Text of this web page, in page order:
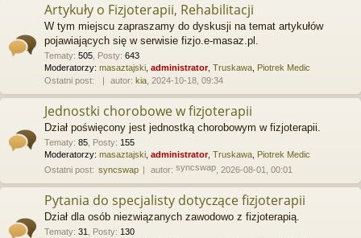
Artykuły o Fizjoterapii, Rehabilitacji
W tym miejscu zapraszamy do dyskusji na temat artykułów
pojawiających się w serwisie fizjo.e-masaz.pl.
Tematy: 505 Posty: 643
Moderatorzy: masaztajski administrator, Truskawa Piotrek Medic
Ostatni post:
autor: kia , 2024-10-18, 09:34
Jednostki chorobowe w fizjoterapii
Dział poświęcony jest jednostką chorobowym w fizjoterapii.
Tematy: 85 Posty: 155
Moderatorzy: masaztajski administrator, Truskawa Piotrek Medic
Ostatni post: syncswap autor: syncswap , 2026-08-01, 00:01
Pytania do specjalisty dotyczące fizjoterapii
Dział dla osób niezwiązanych zawodowo z fizjoterapią.
Tematy: 31 Posty: 130